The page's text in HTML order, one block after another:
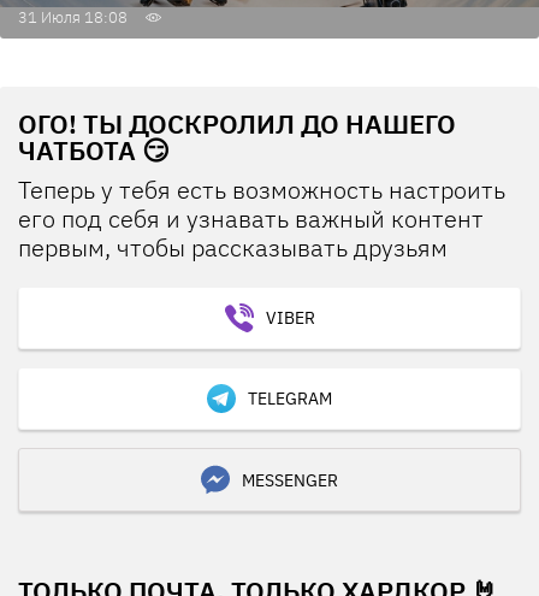
31 Июля 18:08
ОГО! ТЫ ДОСКРОЛИЛ ДО НАШЕГО
ЧАТБОТА 😏
Теперь у тебя есть возможность настроить
его под себя и узнавать важный контент
первым, чтобы рассказывать друзьям
VIBER
TELEGRAM
MESSENGER